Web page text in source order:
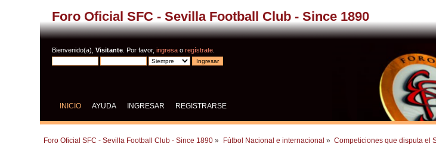
Foro Oficial SFC - Sevilla Football Club - Since 1890
Bienvenido(a),Visitante . Por favor,ingresa oregístrate
INICIO AYUDA INGRESAR REGISTRARSE
Foro Oficial SFC - Sevilla Football Club - Since 1890 » Fútbol Nacional e internacional » Competiciones que disputa el